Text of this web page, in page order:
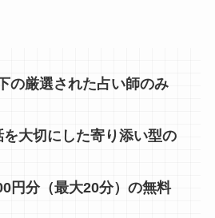
の厳選された占い師のみ
大切にした寄り添い型の
円分（最大20分）の無料